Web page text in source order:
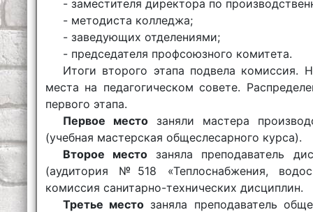
- заместителя директора по
- методиста колледжа;
- заведующих отделениями;
- председателя профсоюзного комитета.
Итоги второго этапа подвела комиссия.
места на педагогическом совете.
первого этапа.
Первое местозаняли мастера
(учебная мастерская общеслесарного курса).
Второе местозаняла преподаватель
(аудитория №518 «Теплоснабжения,
комиссия санитарно-технических дисциплин.
Третье место заняла преподаватель